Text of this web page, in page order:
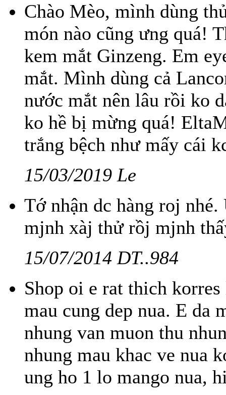
Chào Mèo, mình dùng
món nào cũng ưng quá!
kem mắt Ginzeng. Em
mắt. Mình dùng cả
nước mắt nên lâu rồi ko
ko hề bị mừng quá!
trắng bệch như mấy cái
15/03/2019 Le
Tớ nhận dc hàng roj
mjnh xàj thử rồj mjnh
15/07/2014 DT..984
Shop oi e rat thich
mau cung dep nua. E da
nhung van muon thu
nhung mau khac ve nua
ung ho 1 lo mango nua,